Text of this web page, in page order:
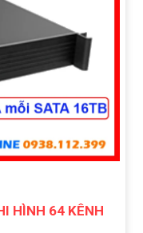
HÌNH 64 KÊNH